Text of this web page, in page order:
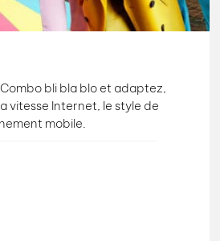
bli bla blo et adaptez,
vitesse Internet, le style de
mobile.